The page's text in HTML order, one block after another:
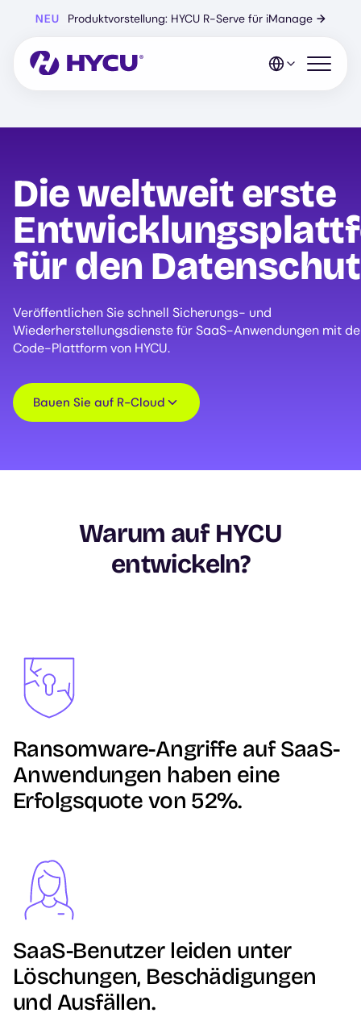
Hauptinhalt
NEU Produktvorstellung: HYCU R-Serve für iManage →
Mobiles
Die weltweit erste
für den
Veröffentlichen Sie schnell Sicherungs- und
Wiederherstellungsdienste für SaaS-Anwendungen mit
Code-Plattform von HYCU.
Bauen Sie auf R-Cloud
Warum auf HYCU
entwickeln?
Image
Ransomware-Angriffe auf SaaS-
Anwendungen haben eine
Erfolgsquote von 52%.
Image
SaaS-Benutzer leiden unter
Löschungen, Beschädigungen
und Ausfällen.